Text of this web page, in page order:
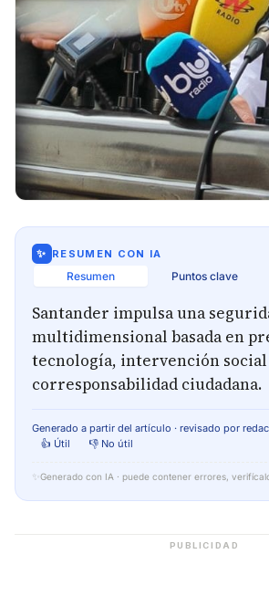
✨ RESUMEN CON IA
Resumen Puntos clave
Santander impulsa una
multidimensional basada en
tecnología, intervención
corresponsabilidad ciudadana.
Generado a partir del artículo · revisado por
👍 Útil
👎 No útil
✨ Generado con IA · puede contener errores,
PUBLICIDAD